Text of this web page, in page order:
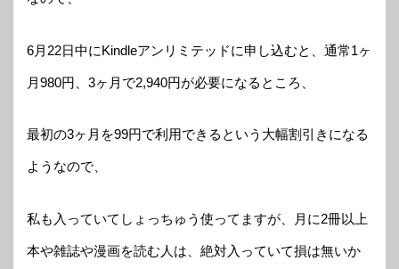
6月22日中にKindleアンリミテッドに申し込むと、通常1ヶ
月980円、3ヶ月で2,940円が必要になるところ、
最初の3ヶ月を99円で利用できるという大幅割引きになる
ようなので、
私も入っていてしょっちゅう使ってますが、月に2冊以上
本や雑誌や漫画を読む人は、絶対入っていて損は無いか